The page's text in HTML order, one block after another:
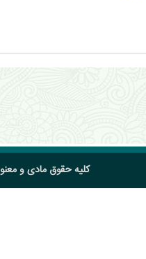
کلیه حقوق مادی و